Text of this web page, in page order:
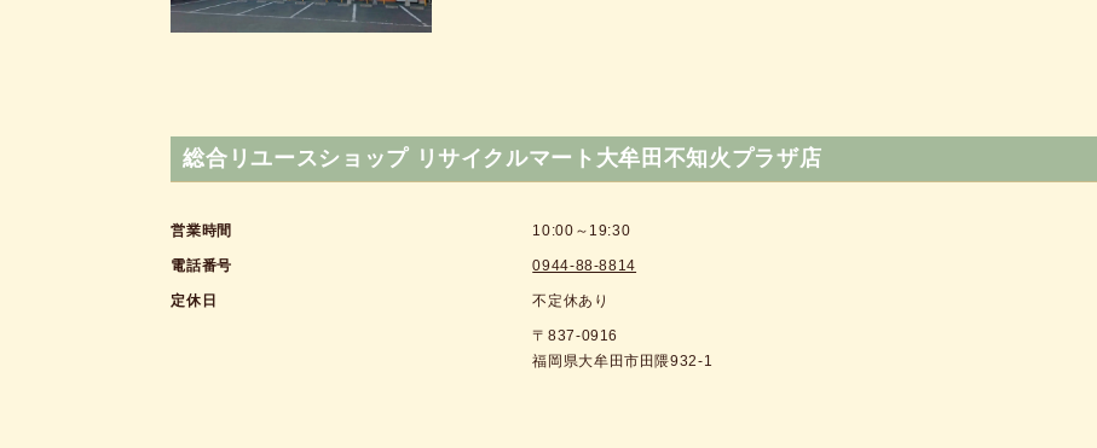
総合リユースショップ リサイクルマート大牟田不知火プラザ店
営業時間 10:00～19:30
電話番号 0944-88-8814
定休日 不定休あり
〒837-0916
福岡県大牟田市田隈932-1